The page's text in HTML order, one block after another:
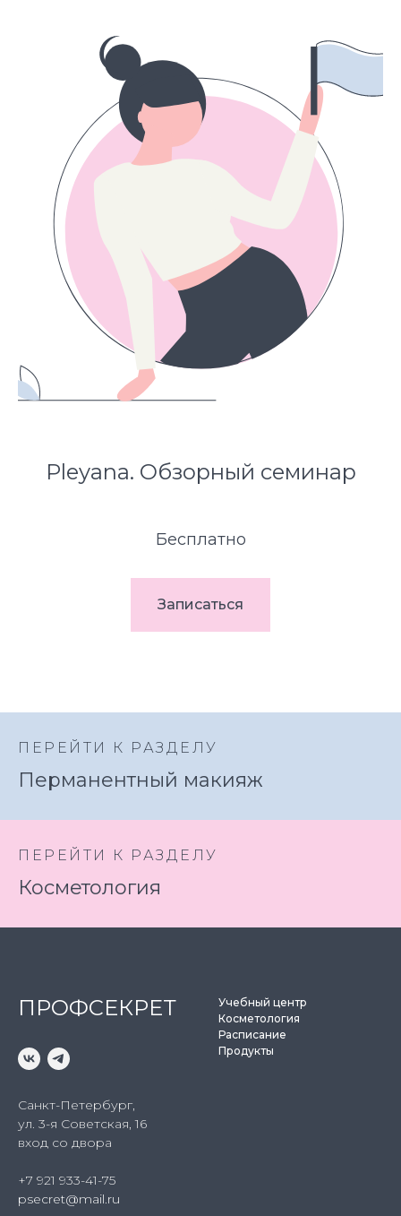
Pleyana. Обзорный семинар
Бесплатно
Записаться
ПЕРЕЙТИ К РАЗДЕЛУ
Перманентный макияж
ПЕРЕЙТИ К РАЗДЕЛУ
Косметология
ПРОФСЕКРЕТ
Санкт-Петербург,
ул. 3-я Советская, 16
вход со двора
+7 921 933-41-75
psecret@mail.ru
Учебный центр
Косметология
Расписание
Продукты